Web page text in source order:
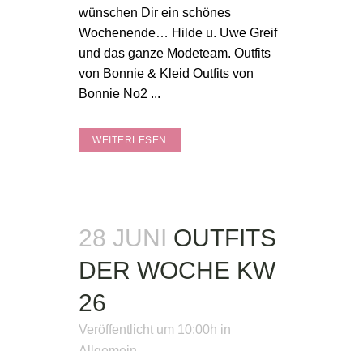
wünschen Dir ein schönes
Wochenende… Hilde u. Uwe Greif
und das ganze Modeteam. Outfits
von Bonnie & Kleid Outfits von
Bonnie No2 ...
WEITERLESEN
28 JUNI OUTFITS
DER WOCHE KW
26
Veröffentlicht um 10:00h in